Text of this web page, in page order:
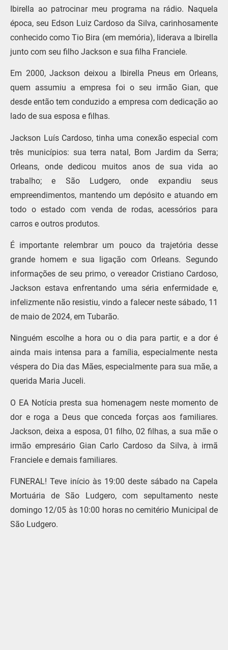
Ibirella ao patrocinar meu programa na rádio. Naquela
época, seu Edson Luiz Cardoso da Silva, carinhosamente
conhecido como Tio Bira (em memória), liderava a Ibirella
junto com seu filho Jackson e sua filha Franciele.
Em 2000, Jackson deixou a Ibirella Pneus em Orleans,
quem assumiu a empresa foi o seu irmão Gian, que
desde então tem conduzido a empresa com dedicação ao
lado de sua esposa e filhas.
Jackson Luís Cardoso, tinha uma conexão especial com
três municípios: sua terra natal, Bom Jardim da Serra;
Orleans, onde dedicou muitos anos de sua vida ao
trabalho; e São Ludgero, onde expandiu seus
empreendimentos, mantendo um depósito e atuando em
todo o estado com venda de rodas, acessórios para
carros e outros produtos.
É importante relembrar um pouco da trajetória desse
grande homem e sua ligação com Orleans. Segundo
informações de seu primo, o vereador Cristiano Cardoso,
Jackson estava enfrentando uma séria enfermidade e,
infelizmente não resistiu, vindo a falecer neste sábado, 11
de maio de 2024, em Tubarão.
Ninguém escolhe a hora ou o dia para partir, e a dor é
ainda mais intensa para a família, especialmente nesta
véspera do Dia das Mães, especialmente para sua mãe, a
querida Maria Juceli.
O EA Notícia presta sua homenagem neste momento de
dor e roga a Deus que conceda forças aos familiares.
Jackson, deixa a esposa, 01 filho, 02 filhas, a sua mãe o
irmão empresário Gian Carlo Cardoso da Silva, à irmã
Franciele e demais familiares.
FUNERAL! Teve início às 19:00 deste sábado na Capela
Mortuária de São Ludgero, com sepultamento neste
domingo 12/05 às 10:00 horas no cemitério Municipal de
São Ludgero.